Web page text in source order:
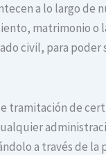
a lo largo de
matrimonio o
civil, para poder
tramitación de
a través de la